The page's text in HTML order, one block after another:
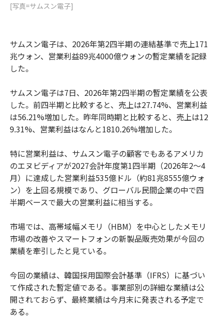
[写真=サムスン電子]
サムスン電子は、2026年第2四半期の連結基準で売上171
兆ウォン、営業利益89兆4000億ウォンの暫定業績を記録
した。
サムスン電子は7日、2026年第2四半期の暫定業績を公表
した。前四半期と比較すると、売上は27.74%、営業利益
は56.21%増加した。昨年同時期と比較すると、売上は12
9.31%、営業利益はなんと1810.26%増加した。
特に営業利益は、サムスン電子の顧客でもあるアメリカ
のエヌビディアが2027会計年度第1四半期（2026年2〜4
月）に達成した営業利益535億ドル（約81兆8555億ウォ
ン）を上回る規模であり、グローバル民間企業の中で四
半期ベースで最大の営業利益に相当する。
市場では、高帯域幅メモリ（HBM）を中心としたメモリ
市場の改善やスマートフォンの新製品販売効果が今回の
業績を牽引したと見ている。
今回の業績は、韓国採用国際会計基準（IFRS）に基づい
て作成された暫定値である。事業部別の詳細な業績は公
開されておらず、最終業績は今月末に発表される予定で
ある。